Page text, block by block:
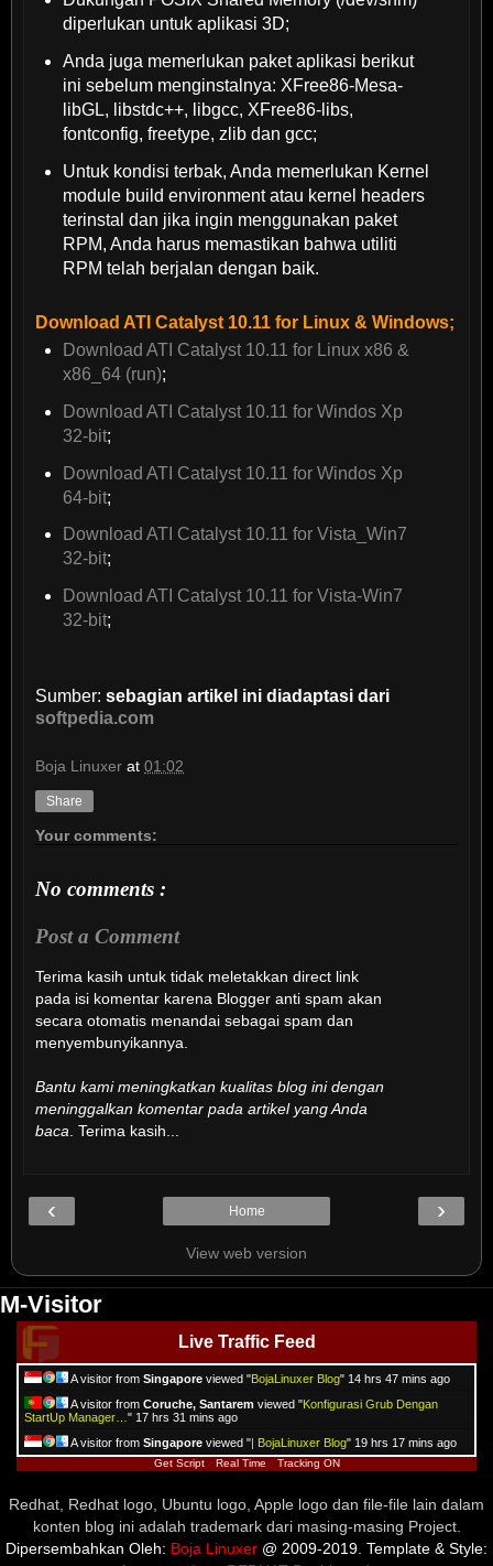
diperlukan untuk aplikasi 3D;
Anda juga memerlukan paket aplikasi berikut
ini sebelum menginstalnya: XFree86-Mesa-
libGL, libstdc++, libgcc, XFree86-libs,
fontconfig, freetype, zlib dan gcc;
Untuk kondisi terbak, Anda memerlukan Kernel
module build environment atau kernel headers
terinstal dan jika ingin menggunakan paket
RPM, Anda harus memastikan bahwa utiliti
RPM telah berjalan dengan baik.
Download ATI Catalyst 10.11 for Linux & Windows;
Download ATI Catalyst 10.11 for Linux x86 &
x86_64 (run);
Download ATI Catalyst 10.11 for Windos Xp
32-bit;
Download ATI Catalyst 10.11 for Windos Xp
64-bit;
Download ATI Catalyst 10.11 for Vista_Win7
32-bit;
Download ATI Catalyst 10.11 for Vista-Win7
32-bit;
Sumber:sebagian artikel ini diadaptasi dari
softpedia.com
Boja Linuxer at01:02
Share
Your comments:
No comments :
Post a Comment
Terima kasih untuk tidak meletakkan direct link
pada isi komentar karena Blogger anti spam akan
secara otomatis menandai sebagai spam dan
menyembunyikannya.
Bantu kami meningkatkan kualitas blog ini dengan
meninggalkan komentar pada artikel yang Anda
baca . Terima kasih...
‹ ›
Home
View web version
M-Visitor
Live Traffic Feed
A visitor from Singapore viewed "BojaLinuxer Blog" 14 hrs 47 mins ago
A visitor from Coruche, Santarem viewed "Konfigurasi Grub Dengan
StartUp Manager… " 17 hrs 31 mins ago
A visitor from Singapore viewed "| BojaLinuxer Blog" 19 hrs 17 mins ago
Get Script Real Time Tracking ON
Redhat, Redhat logo, Ubuntu logo, Apple logo dan file-file lain dalam
konten blog ini adalah trademark dari masing-masing Project.
Dipersembahkan Oleh: Boja Linuxer @ 2009-2019. Template & Style: